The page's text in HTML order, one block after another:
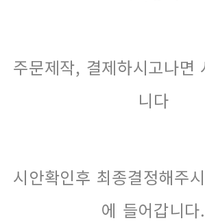
주문제작, 결제하시고나면
니다
시안확인후 최종결정해주
에 들어갑니다.